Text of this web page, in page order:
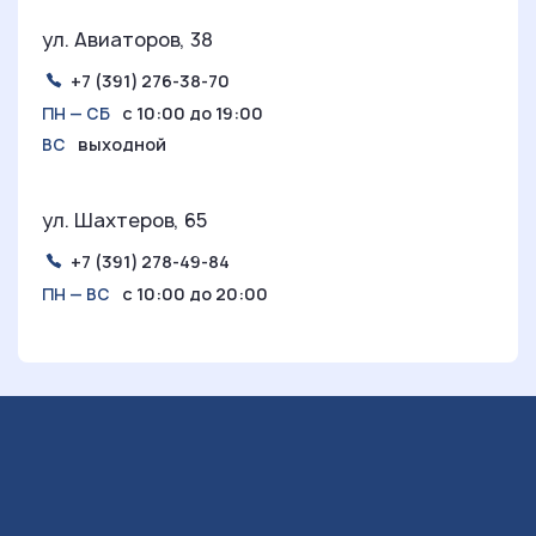
ул. Авиаторов, 38
+7 (391) 276-38-70
ПН — СБ с 10:00 до 19:00
ВС выходной
ул. Шахтеров, 65
+7 (391) 278-49-84
ПН — ВС с 10:00 до 20:00